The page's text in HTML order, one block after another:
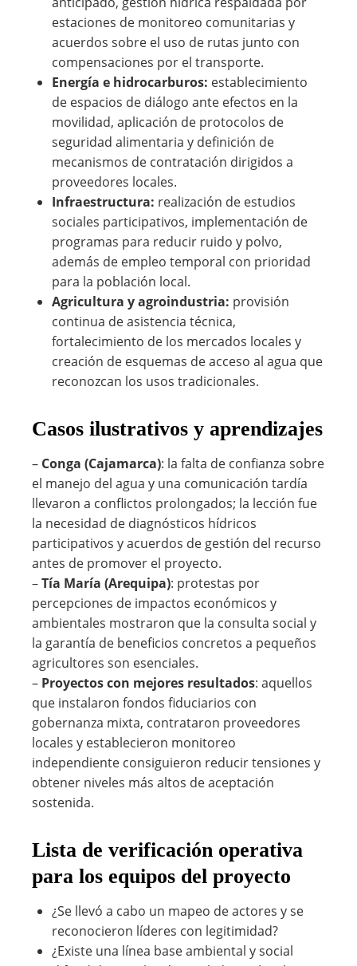
estaciones de monitoreo comunitarias y
acuerdos sobre el uso de rutas junto con
compensaciones por el transporte.
Energía e hidrocarburos: establecimiento
de espacios de diálogo ante efectos en la
movilidad, aplicación de protocolos de
seguridad alimentaria y definición de
mecanismos de contratación dirigidos a
proveedores locales.
Infraestructura: realización de estudios
sociales participativos, implementación de
programas para reducir ruido y polvo,
además de empleo temporal con prioridad
para la población local.
Agricultura y agroindustria: provisión
continua de asistencia técnica,
fortalecimiento de los mercados locales y
creación de esquemas de acceso al agua que
reconozcan los usos tradicionales.
Casos ilustrativos y aprendizajes
– Conga (Cajamarca): la falta de confianza sobre
el manejo del agua y una comunicación tardía
llevaron a conflictos prolongados; la lección fue
la necesidad de diagnósticos hídricos
participativos y acuerdos de gestión del recurso
antes de promover el proyecto.
–Tía María (Arequipa): protestas por
percepciones de impactos económicos y
ambientales mostraron que la consulta social y
la garantía de beneficios concretos a pequeños
agricultores son esenciales.
– Proyectos con mejores resultados: aquellos
que instalaron fondos fiduciarios con
gobernanza mixta, contrataron proveedores
locales y establecieron monitoreo
independiente consiguieron reducir tensiones y
obtener niveles más altos de aceptación
sostenida.
Lista de verificación operativa
para los equipos del proyecto
¿Se llevó a cabo un mapeo de actores y se
reconocieron líderes con legitimidad?
¿Existe una línea base ambiental y social